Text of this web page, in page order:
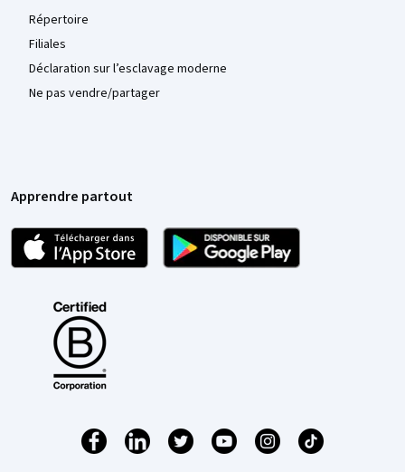
Répertoire
Filiales
Déclaration sur l’esclavage moderne
Ne pas vendre/partager
Apprendre partout